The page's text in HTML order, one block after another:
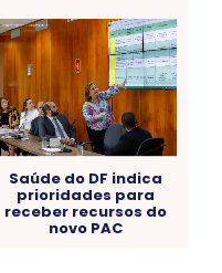
Saúde do DF indica
prioridades para
receber recursos do
novo PAC